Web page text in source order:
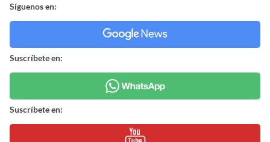
Síguenos en:
Suscríbete en:
Suscríbete en: